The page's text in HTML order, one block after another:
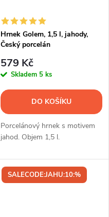
Hrnek Golem, 1,5 l, jahody,
Český porcelán
579 Kč
Skladem 5 ks
DO KOŠÍKU
Porcelánový hrnek s motivem
jahod. Objem 1,5 l.
SALECODE:JAHU:10:%